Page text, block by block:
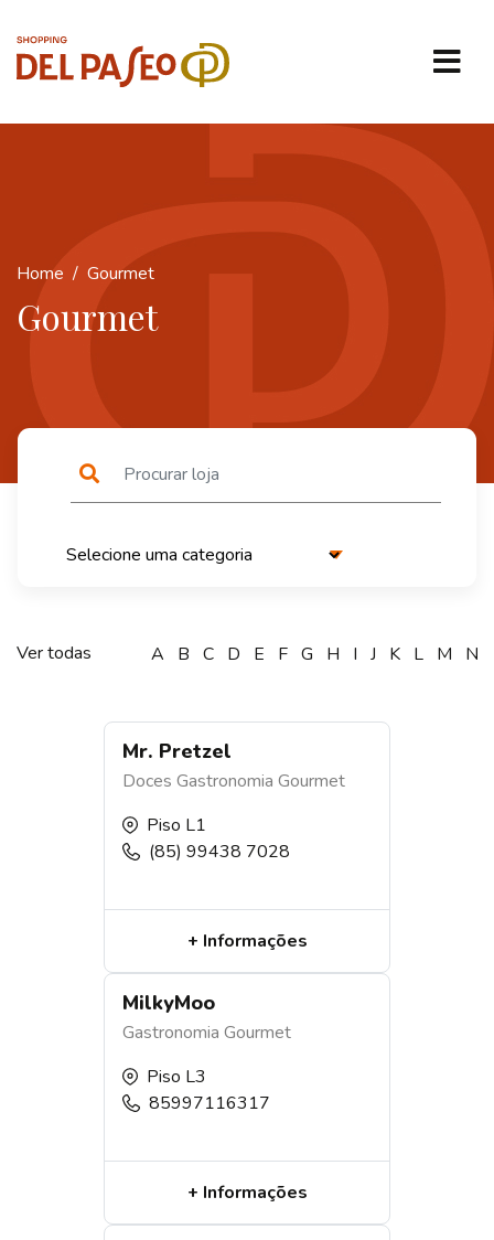
Home Gourmet
Gourmet
Ver todas
Mr. Pretzel
Doces Gastronomia Gourmet
Piso L1
(85) 99438 7028
+ Informações
MilkyMoo
Gastronomia Gourmet
Piso L3
85997116317
+ Informações